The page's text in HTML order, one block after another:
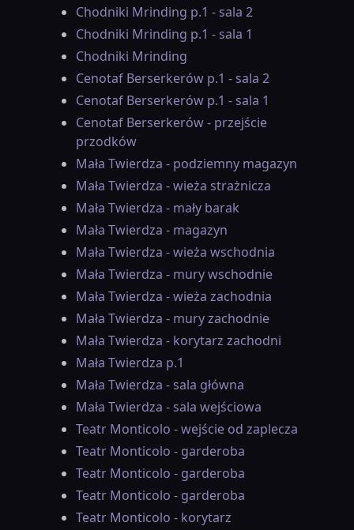
Chodniki Mrinding p.1 - sala 2
Chodniki Mrinding p.1 - sala 1
Chodniki Mrinding
Cenotaf Berserkerów p.1 - sala 2
Cenotaf Berserkerów p.1 - sala 1
Cenotaf Berserkerów - przejście
przodków
Mała Twierdza - podziemny magazyn
Mała Twierdza - wieża strażnicza
Mała Twierdza - mały barak
Mała Twierdza - magazyn
Mała Twierdza - wieża wschodnia
Mała Twierdza - mury wschodnie
Mała Twierdza - wieża zachodnia
Mała Twierdza - mury zachodnie
Mała Twierdza - korytarz zachodni
Mała Twierdza p.1
Mała Twierdza - sala główna
Mała Twierdza - sala wejściowa
Teatr Monticolo - wejście od zaplecza
Teatr Monticolo - garderoba
Teatr Monticolo - garderoba
Teatr Monticolo - garderoba
Teatr Monticolo - korytarz